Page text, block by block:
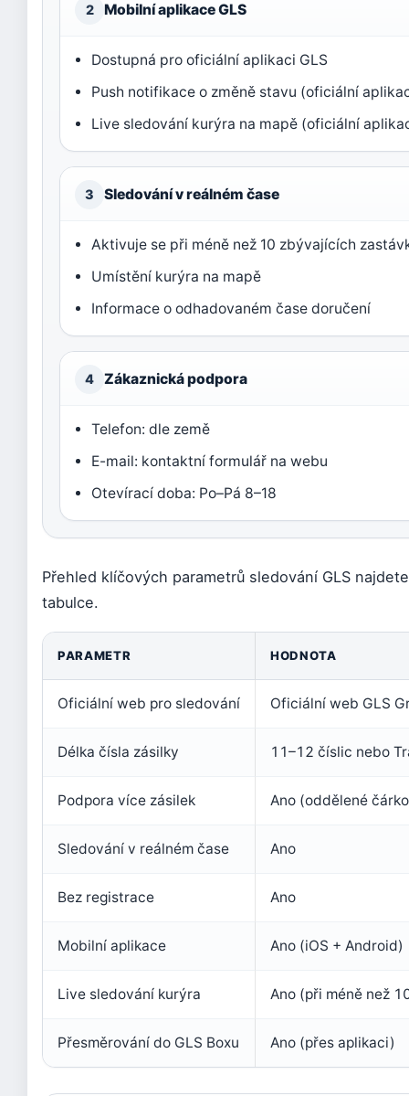
2 Mobilní aplikace GLS
Dostupná pro oficiální aplikaci GLS
Push notifikace o změně stavu (oficiální
Live sledování kurýra na mapě (oficiální
3 Sledování v reálném čase
Aktivuje se při méně než 10 zbývajících
Umístění kurýra na mapě
Informace o odhadovaném čase doručení
4 Zákaznická podpora
Telefon: dle země
E-mail: kontaktní formulář na webu
Otevírací doba: Po–Pá 8–18
Přehled klíčových parametrů sledování GLS
tabulce.
Základní informace o sledování GLS
PARAMETR HODNOTA
Oficiální web pro sledování Oficiální web GLS
Délka čísla zásilky 11–12 číslic nebo
Podpora více zásilek Ano (oddělené
Sledování v reálném čase Ano
Bez registrace Ano
Mobilní aplikace Ano (iOS + Android)
Live sledování kurýra Ano (při méně než
Přesměrování do GLS Boxu Ano (přes aplikaci)